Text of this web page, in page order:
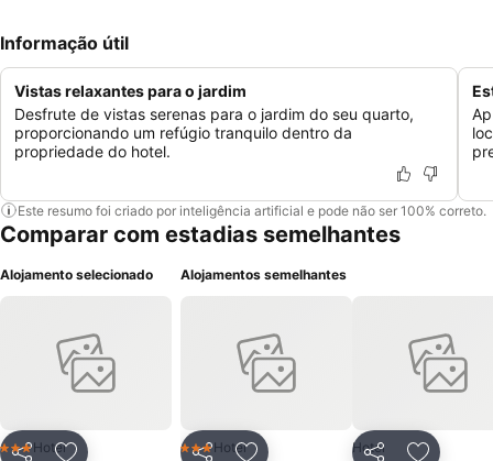
Informação útil
Vistas relaxantes para o jardim
Desfrute de vistas serenas para o jardim do seu quarto,
proporcionando um refúgio tranquilo dentro da
propriedade do hotel.
Este resumo foi criado por inteligência artificial e pode não ser 100% correto.
Comparar com estadias semelhantes
Alojamento selecionado
3 Estrelas
Hotel
Alojamentos semelhantes
3 Estrelas
Hotel Hotel